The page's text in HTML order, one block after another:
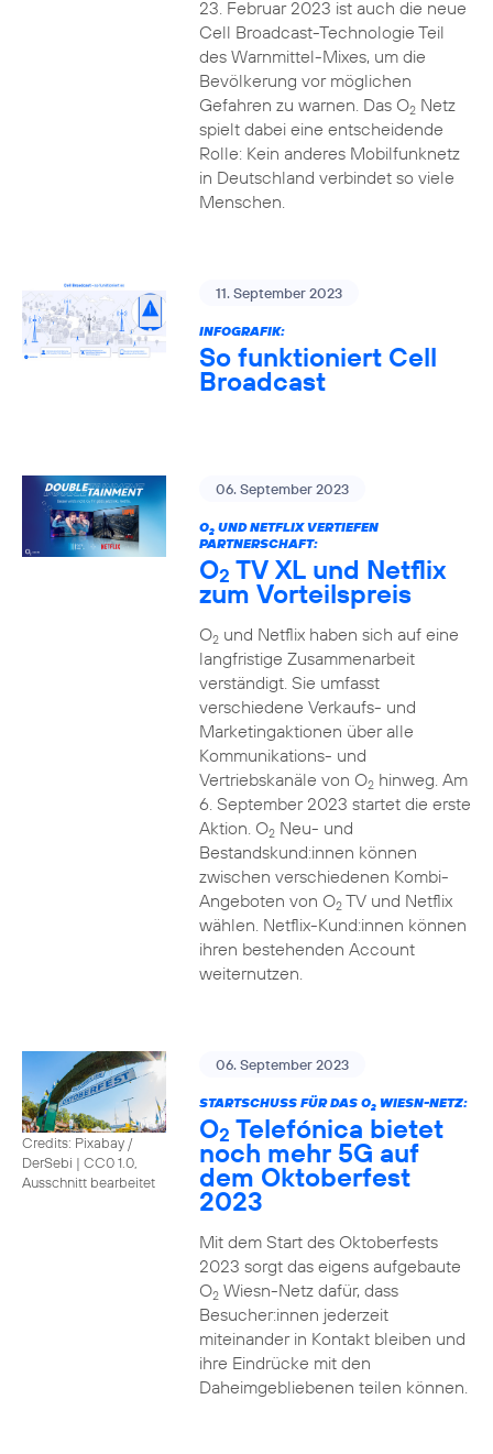
23. Februar 2023 ist auch die neue
Cell Broadcast-Technologie Teil
des Warnmittel-Mixes, um die
Bevölkerung vor möglichen
Gefahren zu warnen. Das O2Netz
spielt dabei eine entscheidende
Rolle: Kein anderes Mobilfunknetz
in Deutschland verbindet so viele
Menschen.
11. September 2023
INFOGRAFIK:
So funktioniert Cell
Broadcast
06. September 2023
O2UND NETFLIX VERTIEFEN
PARTNERSCHAFT:
O2 TV XL und Netflix
zum Vorteilspreis
O2und Netflix haben sich auf eine
langfristige Zusammenarbeit
verständigt. Sie umfasst
verschiedene Verkaufs- und
Marketingaktionen über alle
Kommunikations- und
Vertriebskanäle von O2hinweg. Am
6. September 2023 startet die erste
Aktion. O2Neu- und
Bestandskund:innen können
zwischen verschiedenen Kombi-
Angeboten von O2TV und Netflix
wählen. Netflix-Kund:innen können
ihren bestehenden Account
weiternutzen.
Credits: Pixabay /
DerSebi | CC0 1.0,
Ausschnitt bearbeitet
06. September 2023
STARTSCHUSS FÜR DAS O2WIESN-NETZ:
O2 Telefónica bietet
noch mehr 5G auf
dem Oktoberfest
2023
Mit dem Start des Oktoberfests
2023 sorgt das eigens aufgebaute
O2Wiesn-Netz dafür, dass
Besucher:innen jederzeit
miteinander in Kontakt bleiben und
ihre Eindrücke mit den
Daheimgebliebenen teilen können.